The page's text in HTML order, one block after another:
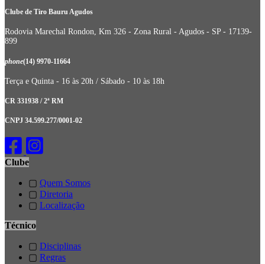
Clube de Tiro Bauru Agudos
Rodovia Marechal Rondon, Km 326 - Zona Rural - Agudos - SP - 17139-
899
phone(14) 9970-11664
Terça e Quinta - 16 às 20h / Sábado - 10 às 18h
CR 331938 / 2ª RM
CNPJ 34.599.277/0001-02
Clube
▢ Quem Somos
▢ Diretoria
▢ Localização
Técnico
▢ Disciplinas
▢ Regras